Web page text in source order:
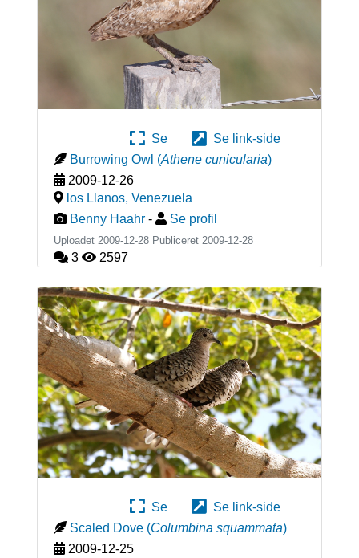
Se
Se link-side
Burrowing Owl (Athene cunicularia)
2009-12-26
los Llanos, Venezuela
Benny Haahr - Se profil
Uploadet 2009-12-28 Publiceret 2009-12-28
3 2597
Se
Se link-side
Scaled Dove (Columbina squammata)
2009-12-25